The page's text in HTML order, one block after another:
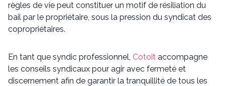
règles de vie peut constituer un motif de résiliation du
bail par le propriétaire, sous la pression du syndicat des
copropriétaires.
En tant que syndic professionnel, Cotoit accompagne
les conseils syndicaux pour agir avec fermeté et
discernement afin de garantir la tranquillité de tous les